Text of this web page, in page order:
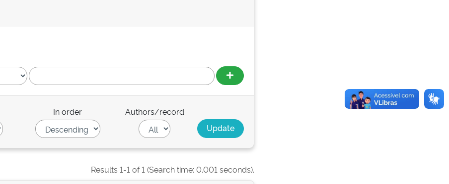
In order Authors/record
Results 1-1 of 1 (Search time: 0.001 seconds).